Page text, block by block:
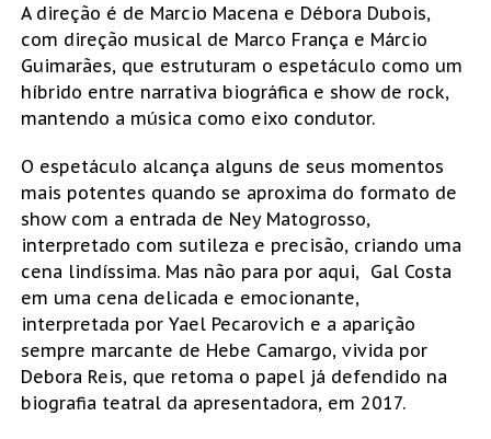
A direção é de Marcio Macena e Débora Dubois,
com direção musical de Marco França e Márcio
Guimarães, que estruturam o espetáculo como um
híbrido entre narrativa biográfica e show de rock,
mantendo a música como eixo condutor.
O espetáculo alcança alguns de seus momentos
mais potentes quando se aproxima do formato de
show com a entrada de Ney Matogrosso,
interpretado com sutileza e precisão, criando uma
cena lindíssima. Mas não para por aqui, Gal Costa
em uma cena delicada e emocionante,
interpretada por Yael Pecarovich e a aparição
sempre marcante de Hebe Camargo, vivida por
Debora Reis, que retoma o papel já defendido na
biografia teatral da apresentadora, em 2017.